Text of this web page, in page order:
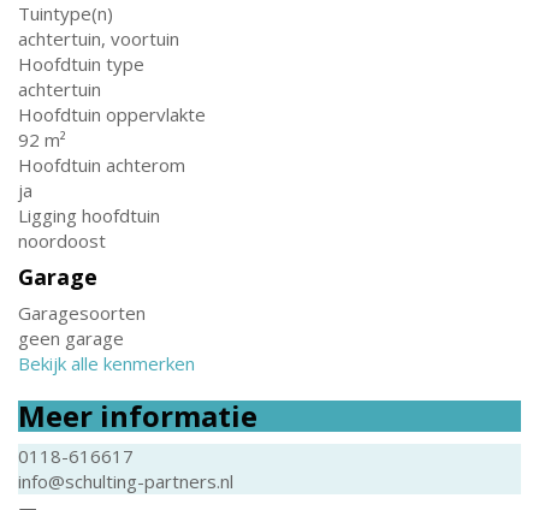
Tuintype(n)
achtertuin, voortuin
Hoofdtuin type
achtertuin
Hoofdtuin oppervlakte
92 m²
Hoofdtuin achterom
ja
Ligging hoofdtuin
noordoost
Garage
Garagesoorten
geen garage
Bekijk alle kenmerken
Meer informatie
0118-616617
info@schulting-partners.nl